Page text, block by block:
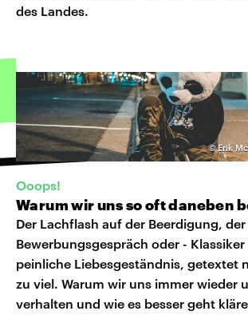
des Landes.
©Erik
Ooops!
Warum wir uns so oft daneben
Der Lachflash auf der Beerdigung, der
Bewerbungsgespräch oder -
peinliche Liebesgeständnis, getextet
zu viel. Warum wir uns immer wieder
verhalten und wie es besser geht